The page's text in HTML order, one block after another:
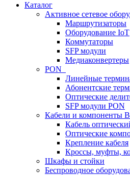
Каталог
Активное сетевое
Маршрутизаторы
Оборудование IoT
Коммутаторы
SFP модули
Медиаконвертеры
PON
Линейные
Абонентские
Оптические
SFP модули PON
Кабели и компоненты
Кабель
Оптические
Крепление кабеля
Кроссы, муфты,
Шкафы и стойки
Беспроводное